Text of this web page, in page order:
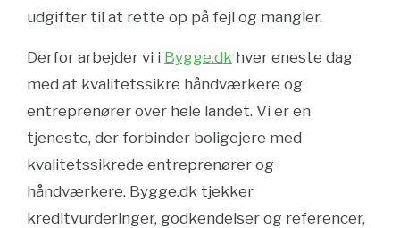
udgifter til at rette op på fejl og mangler.
Derfor arbejder vi i Bygge.dk hver eneste dag
med at kvalitetssikre håndværkere og
entreprenører over hele landet. Vi er en
tjeneste, der forbinder boligejere med
kvalitetssikrede entreprenører og
håndværkere. Bygge.dk tjekker
kreditvurderinger, godkendelser og referencer,